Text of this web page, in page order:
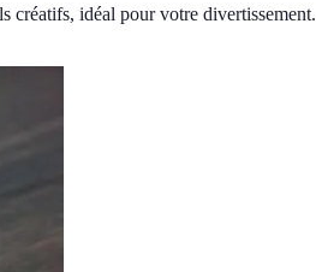
créatifs, idéal pour votre divertissement.